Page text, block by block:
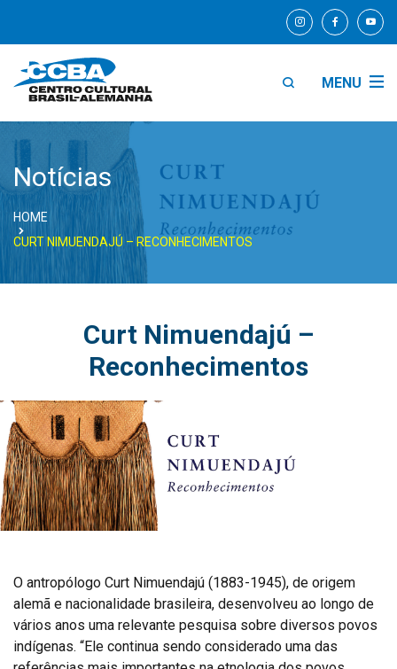
MENU
Notícias
HOME
CURT NIMUENDAJÚ – RECONHECIMENTOS
Curt Nimuendajú –
Reconhecimentos
O antropólogo Curt Nimuendajú (1883-1945), de origem
alemã e nacionalidade brasileira, desenvolveu ao longo de
vários anos uma relevante pesquisa sobre diversos povos
indígenas. “Ele continua sendo considerado uma das